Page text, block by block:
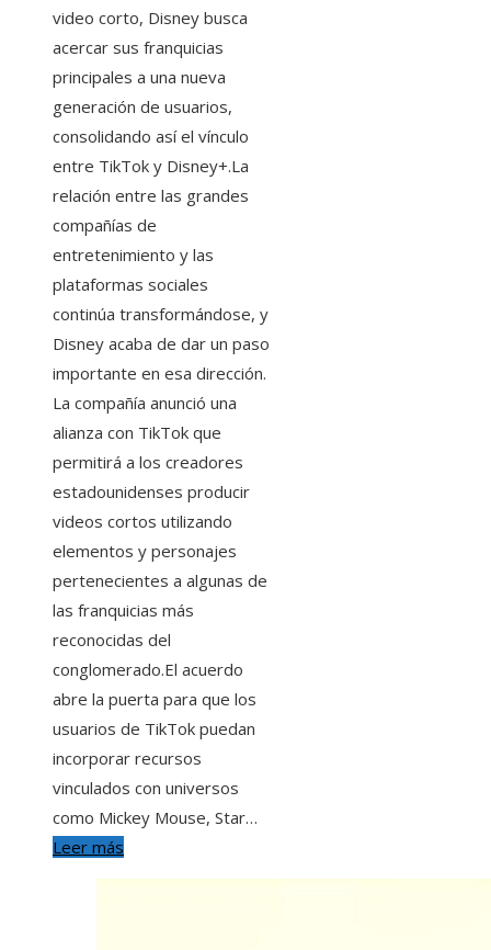
video corto, Disney busca
acercar sus franquicias
principales a una nueva
generación de usuarios,
consolidando así el vínculo
entre TikTok y Disney+.La
relación entre las grandes
compañías de
entretenimiento y las
plataformas sociales
continúa transformándose, y
Disney acaba de dar un paso
importante en esa dirección.
La compañía anunció una
alianza con TikTok que
permitirá a los creadores
estadounidenses producir
videos cortos utilizando
elementos y personajes
pertenecientes a algunas de
las franquicias más
reconocidas del
conglomerado.El acuerdo
abre la puerta para que los
usuarios de TikTok puedan
incorporar recursos
vinculados con universos
como Mickey Mouse, Star…
Leer más